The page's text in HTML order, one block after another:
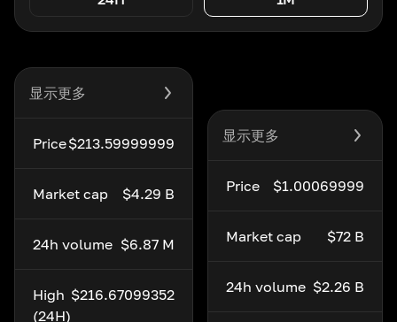
显示更多
Price$213.59999999
Market cap $4.29 B
24h volume $6.87 M
High
(24H)
$216.67099352
显示更多
Price $1.00069999
Market cap $72 B
24h volume $2.26 B